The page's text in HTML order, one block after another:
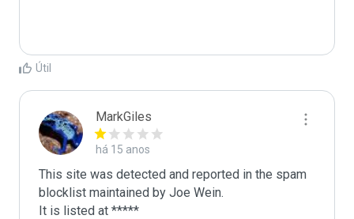
Útil
MarkGiles
há 15 anos
This site was detected and reported in the spam
blocklist maintained by Joe Wein.
It is listed at *****